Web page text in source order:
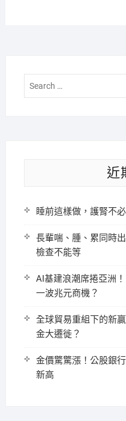
近
睡前這樣做，護腎不
長輩喘、腫、累同時
檢查不能等
AI基建浪潮席捲亞洲
一波兆元商機？
全球貿易重組下的新
金大遷徙？
金價驚驚漲！公股銀
新高